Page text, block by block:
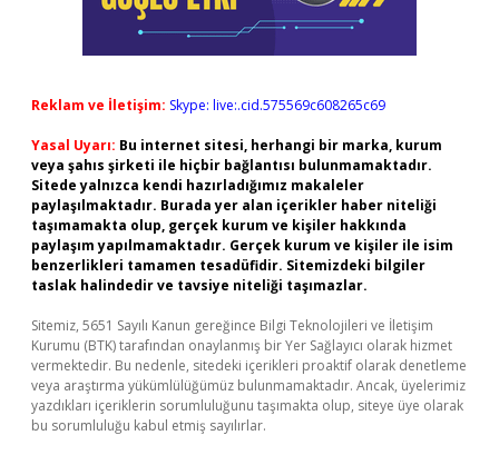
Reklam ve İletişim: Skype: live:.cid.575569c608265c69
Yasal Uyarı: Bu internet sitesi, herhangi bir marka, kurum
veya şahıs şirketi ile hiçbir bağlantısı bulunmamaktadır.
Sitede yalnızca kendi hazırladığımız makaleler
paylaşılmaktadır. Burada yer alan içerikler haber niteliği
taşımamakta olup, gerçek kurum ve kişiler hakkında
paylaşım yapılmamaktadır. Gerçek kurum ve kişiler ile isim
benzerlikleri tamamen tesadüfidir. Sitemizdeki bilgiler
taslak halindedir ve tavsiye niteliği taşımazlar.
Sitemiz, 5651 Sayılı Kanun gereğince Bilgi Teknolojileri ve İletişim
Kurumu (BTK) tarafından onaylanmış bir Yer Sağlayıcı olarak hizmet
vermektedir. Bu nedenle, sitedeki içerikleri proaktif olarak denetleme
veya araştırma yükümlülüğümüz bulunmamaktadır. Ancak, üyelerimiz
yazdıkları içeriklerin sorumluluğunu taşımakta olup, siteye üye olarak
bu sorumluluğu kabul etmiş sayılırlar.